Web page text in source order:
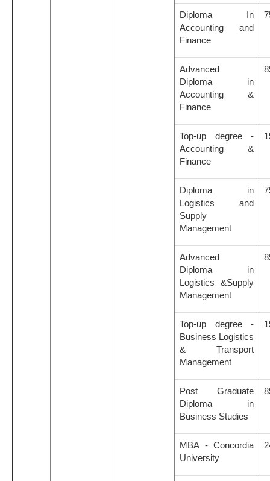
Diploma In
Accounting and
Finance
Advanced
Diploma in
Accounting &
Finance
Top-up degree -
Accounting &
Finance
Diploma in
Logistics and
Supply
Management
Advanced
Diploma in
Logistics &Supply
Management
Top-up degree -
Business Logistics
& Transport
Management
Post Graduate
Diploma in
Business Studies
MBA - Concordia
University